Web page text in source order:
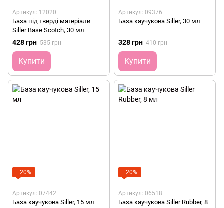
Артикул: 12020
База під тверді матеріали
Siller Base Scotch, 30 мл
428 грн 535 грн
Купити
Артикул: 09376
База каучукова Siller, 30 мл
328 грн 410 грн
Купити
−20%
Артикул: 07442
База каучукова Siller, 15 мл
−20%
Артикул: 06518
База каучукова Siller Rubber, 8